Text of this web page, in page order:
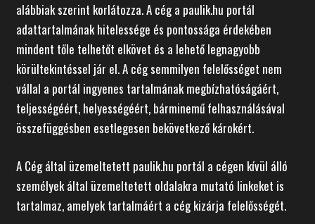
alábbiak szerint korlátozza. A cég a paulik.hu portál
adattartalmának hitelessége és pontossága érdekében
mindent tőle telhetőt elkövet és a lehető legnagyobb
körültekintéssel jár el. A cég semmilyen felelősséget nem
vállal a portál ingyenes tartalmának megbízhatóságáért,
teljességéért, helyességéért, bárminemű felhasználásával
összefüggésben esetlegesen bekövetkező károkért.
A Cég által üzemeltetett paulik.hu portál a cégen kívül álló
személyek által üzemeltetett oldalakra mutató linkeket is
tartalmaz, amelyek tartalmáért a cég kizárja felelősségét.